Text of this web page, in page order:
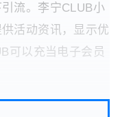
流。李宁CLUB小
活动资讯，显示优
可以充当电子会员